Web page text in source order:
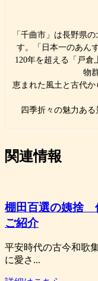
「千曲市」は長野県
す。「日本一のあん
120年を超える「戸
物
恵まれた風土と古代
四季折々の魅力ある
関連情報
棚田百選の姨捨
ご紹介
平安時代の古今和歌
に愛さ...